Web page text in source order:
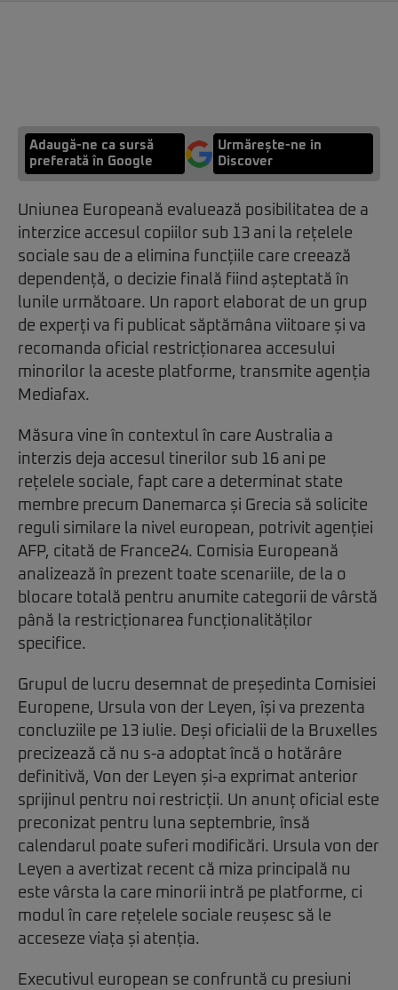
Adaugă-ne ca sursă
preferată în Google
Urmărește-ne in
Discover
Uniunea Europeană evaluează posibilitatea de a
interzice accesul copiilor sub 13 ani la rețelele
sociale sau de a elimina funcțiile care creează
dependență, o decizie finală fiind așteptată în
lunile următoare. Un raport elaborat de un grup
de experți va fi publicat săptămâna viitoare și va
recomanda oficial restricționarea accesului
minorilor la aceste platforme, transmite agenția
Mediafax.
Măsura vine în contextul în care Australia a
interzis deja accesul tinerilor sub 16 ani pe
rețelele sociale, fapt care a determinat state
membre precum Danemarca și Grecia să solicite
reguli similare la nivel european, potrivit agenției
AFP, citată de France24. Comisia Europeană
analizează în prezent toate scenariile, de la o
blocare totală pentru anumite categorii de vârstă
până la restricționarea funcționalităților
specifice.
Grupul de lucru desemnat de președinta Comisiei
Europene, Ursula von der Leyen, își va prezenta
concluziile pe 13 iulie. Deși oficialii de la Bruxelles
precizează că nu s-a adoptat încă o hotărâre
definitivă, Von der Leyen și-a exprimat anterior
sprijinul pentru noi restricții. Un anunț oficial este
preconizat pentru luna septembrie, însă
calendarul poate suferi modificări. Ursula von der
Leyen a avertizat recent că miza principală nu
este vârsta la care minorii intră pe platforme, ci
modul în care rețelele sociale reușesc să le
acceseze viața și atenția.
Executivul european se confruntă cu presiuni